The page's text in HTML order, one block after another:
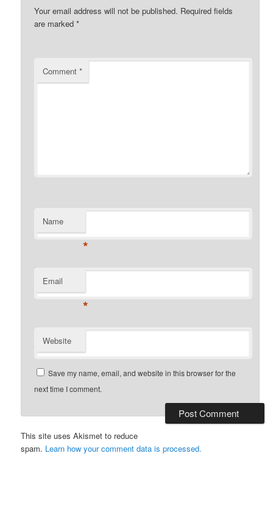
Your email address will not be published. Required fields
are marked*
Comment*
Name
*
Email
*
Website
Save my name, email, and website in this browser for the
next time I comment.
This site uses Akismet to reduce
spam. Learn how your comment data is processed.